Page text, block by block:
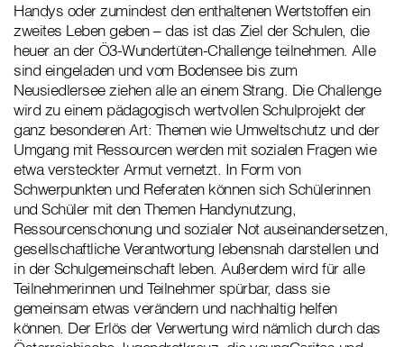
Handys oder zumindest den enthaltenen Wertstoffen ein
zweites Leben geben – das ist das Ziel der Schulen, die
heuer an der Ö3-Wundertüten-Challenge teilnehmen. Alle
sind eingeladen und vom Bodensee bis zum
Neusiedlersee ziehen alle an einem Strang. Die Challenge
wird zu einem pädagogisch wertvollen Schulprojekt der
ganz besonderen Art: Themen wie Umweltschutz und der
Umgang mit Ressourcen werden mit sozialen Fragen wie
etwa versteckter Armut vernetzt. In Form von
Schwerpunkten und Referaten können sich Schülerinnen
und Schüler mit den Themen Handynutzung,
Ressourcenschonung und sozialer Not auseinandersetzen,
gesellschaftliche Verantwortung lebensnah darstellen und
in der Schulgemeinschaft leben. Außerdem wird für alle
Teilnehmerinnen und Teilnehmer spürbar, dass sie
gemeinsam etwas verändern und nachhaltig helfen
können. Der Erlös der Verwertung wird nämlich durch das